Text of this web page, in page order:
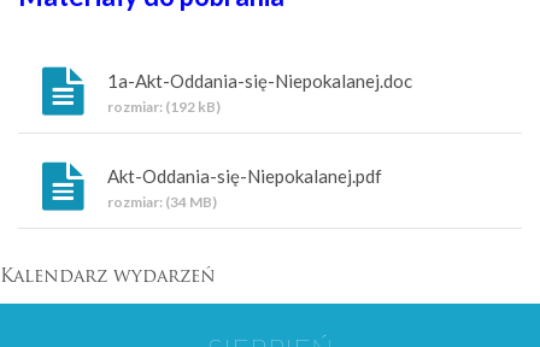
1a-Akt-Oddania-się-Niepokalanej.doc
rozmiar: (192 kB)
Akt-Oddania-się-Niepokalanej.pdf
rozmiar: (34 MB)
Kalendarz wydarzeń